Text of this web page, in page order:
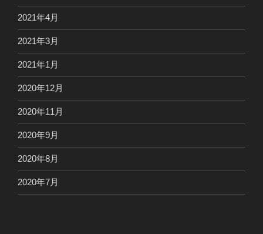
2021年4月
2021年3月
2021年1月
2020年12月
2020年11月
2020年9月
2020年8月
2020年7月